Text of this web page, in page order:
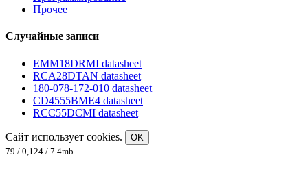
Прочее
Случайные записи
EMM18DRMI datasheet
RCA28DTAN datasheet
180-078-172-010 datasheet
CD4555BME4 datasheet
RCC55DCMI datasheet
Сайт использует cookies.
OK
79 / 0,124 / 7.4mb